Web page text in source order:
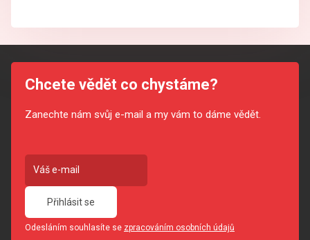
Chcete vědět co chystáme?
Zanechte nám svůj e-mail a my vám to dáme vědět.
Přihlásit se
Odesláním souhlasíte se zpracováním osobních údajů